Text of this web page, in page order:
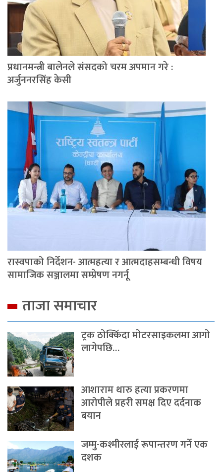
प्रधानमन्त्री बालेनले संसदको चरम अपमान गरे :
अर्जुननरसिंह केसी
रास्वपाको निर्देशन- आत्महत्या र आत्मदाहसम्बन्धी विषय
सामाजिक सञ्जालमा सम्प्रेषण नगर्नू
ताजा समाचार
ट्रक ठोक्किँदा मोटरसाइकलमा आगो
लागेपछि…
आशाराम थारु हत्या प्रकरणमा
आरोपीले प्रहरी समक्ष दिए दर्दनाक
बयान
जम्मु-कश्मीरलाई रूपान्तरण गर्ने एक
दशक